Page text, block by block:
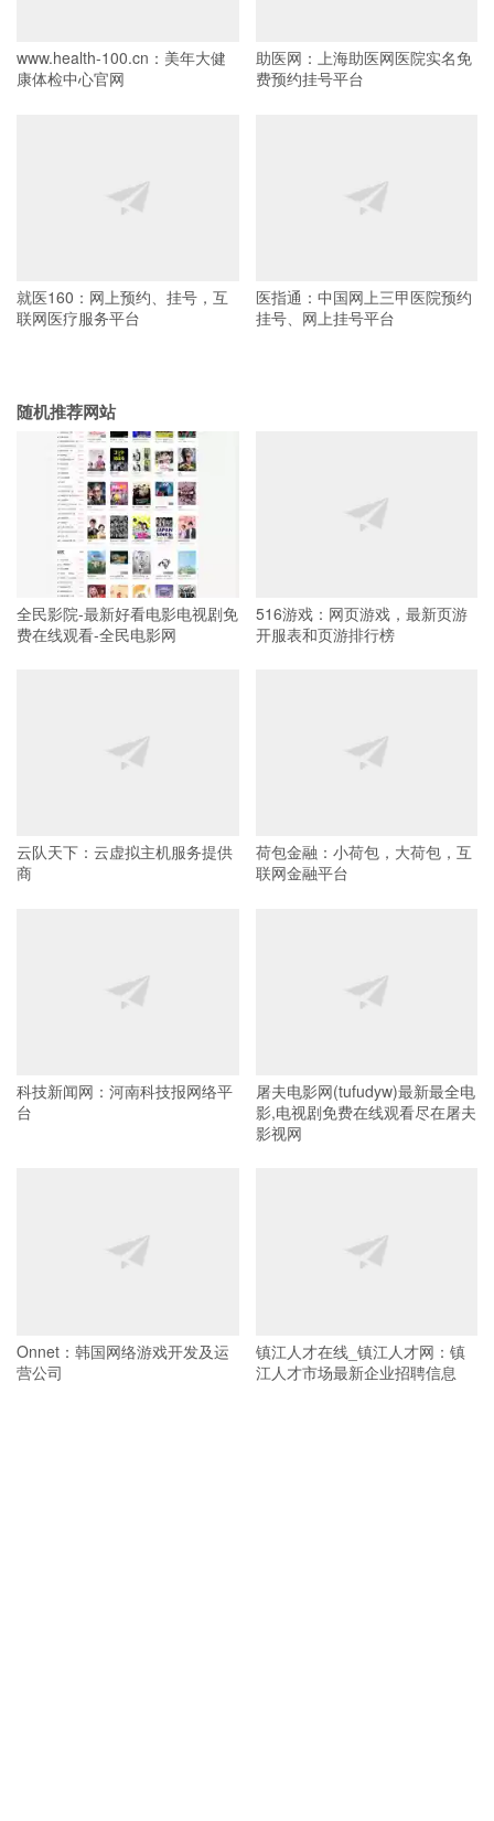
www.health-100.cn：美年大健
康体检中心官网
助医网：上海助医网医院实名免
费预约挂号平台
就医160：网上预约、挂号，互
联网医疗服务平台
医指通：中国网上三甲医院预约
挂号、网上挂号平台
随机推荐网站
全民影院-最新好看电影电视剧免
费在线观看-全民电影网
516游戏：网页游戏，最新页游
开服表和页游排行榜
云队天下：云虚拟主机服务提供
商
荷包金融：小荷包，大荷包，互
联网金融平台
科技新闻网：河南科技报网络平
台
屠夫电影网(tufudyw)最新最全电
影,电视剧免费在线观看尽在屠夫
影视网
Onnet：韩国网络游戏开发及运
营公司
镇江人才在线_镇江人才网：镇
江人才市场最新企业招聘信息